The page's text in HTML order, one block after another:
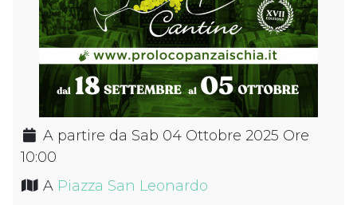
A partire da Sab 04 Ottobre 2025 Ore
10:00
A Piazza San Leonardo